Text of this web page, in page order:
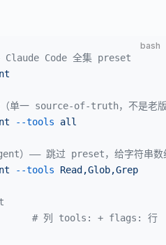
bash
Code 全集 preset
一 source-of-truth，不是老
--tools all
）—— 跳过 preset，给字符串数
--tools Read,Glob,Grep
# 列 tools: + flags: 行